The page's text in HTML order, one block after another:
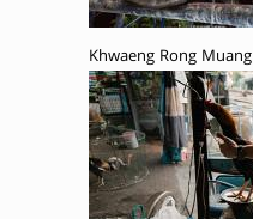
Khwaeng Rong Muang